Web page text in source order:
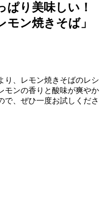
ぱり美味しい！
モン焼きそば」
り、レモン焼きそばのレシ
モンの香りと酸味が爽やか
で、ぜひ一度お試しくださ